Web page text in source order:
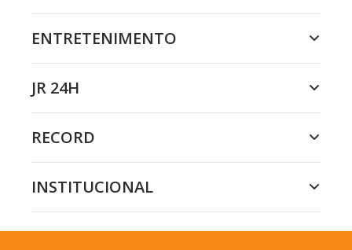
ENTRETENIMENTO
JR 24H
RECORD
INSTITUCIONAL